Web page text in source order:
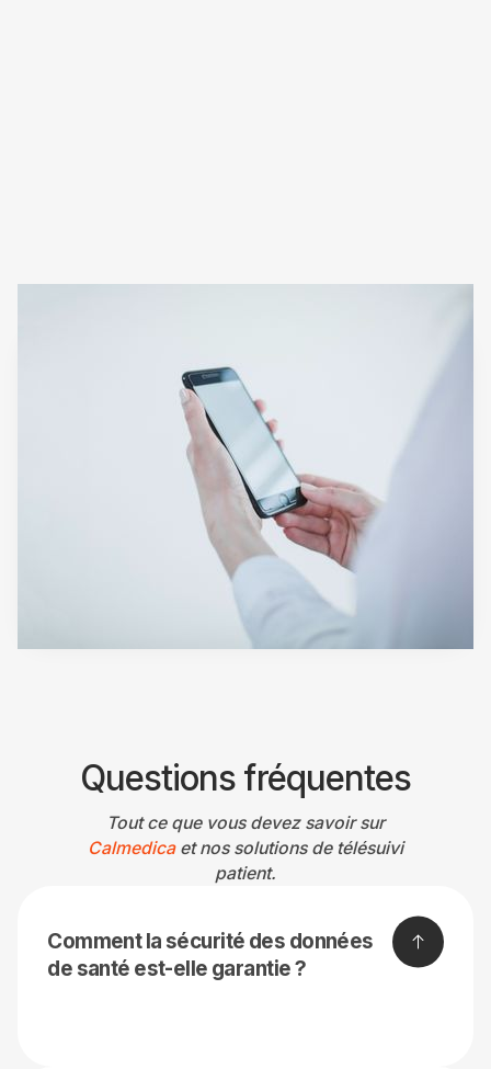
Informations de contact
Prenez contact avec nous !
Réponse sous 48h !
40 rue de Beaujon,
75008 Paris
01 85 09 01 81
Autre demande :
01 89 16 85 66
contactus@calmedica.com
Questions fréquentes
Tout ce que vous devez savoir sur
Calmedicaet nos solutions de télésuivi
patient.
Comment la sécurité des données
de santé est-elle garantie ?